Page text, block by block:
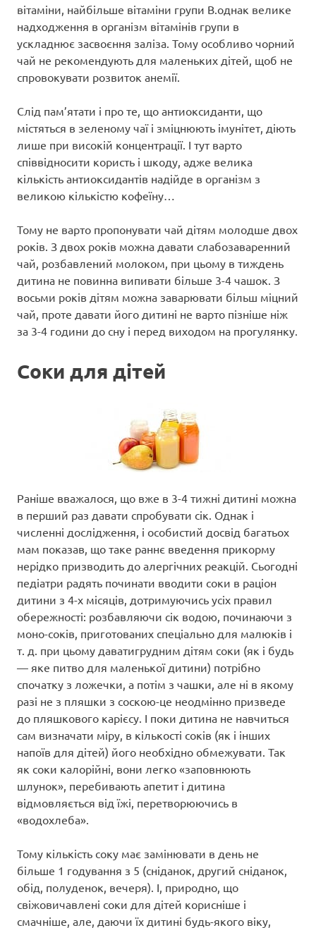
вітаміни, найбільше вітаміни групи В.однак велике
надходження в організм вітамінів групи в
ускладнює засвоєння заліза. Тому особливо чорний
чай не рекомендують для маленьких дітей, щоб не
спровокувати розвиток анемії.
Слід пам’ятати і про те, що антиоксиданти, що
містяться в зеленому чаї і зміцнюють імунітет, діють
лише при високій концентрації. І тут варто
співвідносити користь і шкоду, адже велика
кількість антиоксидантів надійде в організм з
великою кількістю кофеїну…
Тому не варто пропонувати чай дітям молодше двох
років. З двох років можна давати слабозаваренний
чай, розбавлений молоком, при цьому в тиждень
дитина не повинна випивати більше 3-4 чашок. З
восьми років дітям можна заварювати більш міцний
чай, проте давати його дитині не варто пізніше ніж
за 3-4 години до сну і перед виходом на прогулянку.
Соки для дітей
Раніше вважалося, що вже в 3-4 тижні дитині можна
в перший раз давати спробувати сік. Однак і
численні дослідження, і особистий досвід багатьох
мам показав, що таке раннє введення прикорму
нерідко призводить до алергічних реакцій. Сьогодні
педіатри радять починати вводити соки в раціон
дитини з 4-х місяців, дотримуючись усіх правил
обережності: розбавляючи сік водою, починаючи з
моно-соків, приготованих спеціально для малюків і
т. д. при цьому даватигрудним дітям соки (як і будь
— яке питво для маленької дитини) потрібно
спочатку з ложечки, а потім з чашки, але ні в якому
разі не з пляшки з соскою-це неодмінно призведе
до пляшкового карієсу. І поки дитина не навчиться
сам визначати міру, в кількості соків (як і інших
напоїв для дітей) його необхідно обмежувати. Так
як соки калорійні, вони легко «заповнюють
шлунок», перебивають апетит і дитина
відмовляється від їжі, перетворюючись в
«водохлеба».
Тому кількість соку має замінювати в день не
більше 1 годування з 5 (сніданок, другий сніданок,
обід, полуденок, вечеря). І, природно, що
свіжовичавлені соки для дітей корисніше і
смачніше, але, даючи їх дитині будь-якого віку,